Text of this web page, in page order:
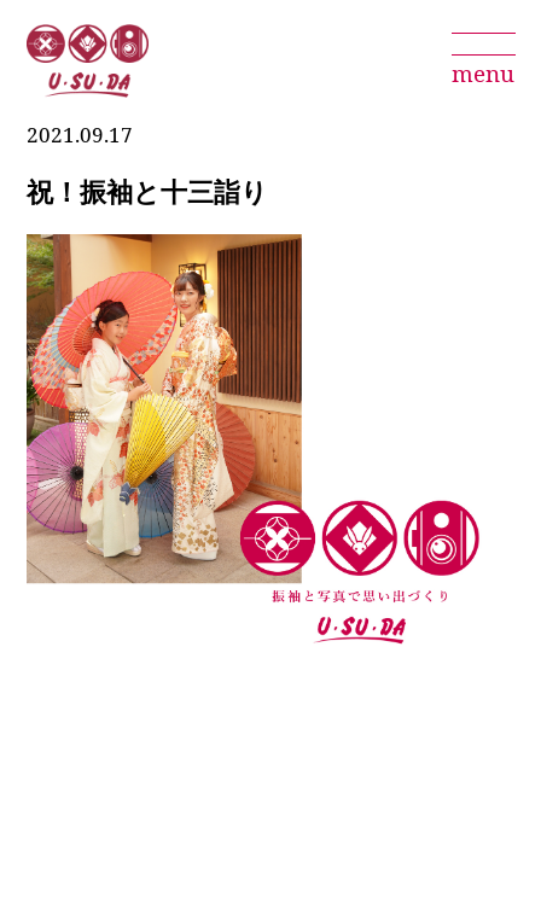
menu
2021.09.17
祝！振袖と十三詣り